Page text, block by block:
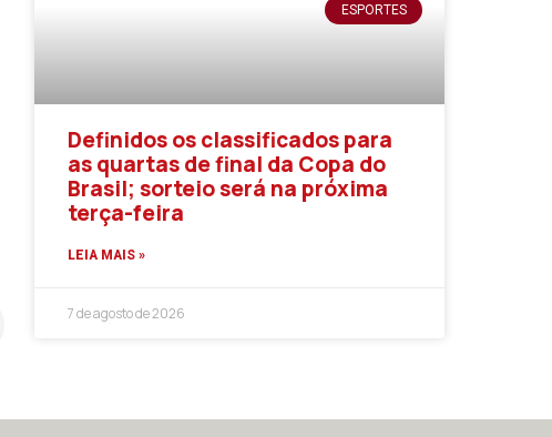
ESPORTES
Definidos os classificados para
as quartas de final da Copa do
Brasil; sorteio será na próxima
terça-feira
LEIA MAIS »
7 de agosto de 2026